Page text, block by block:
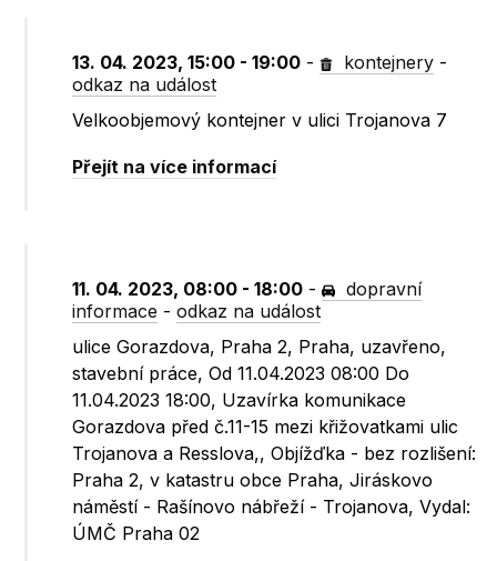
13. 04. 2023, 15:00 - 19:00 - kontejnery -
odkaz na událost
Velkoobjemový kontejner v ulici Trojanova 7
Přejít na více informací
11. 04. 2023, 08:00 - 18:00 -
dopravní
informace -odkaz na událost
ulice Gorazdova, Praha 2, Praha, uzavřeno,
stavební práce, Od 11.04.2023 08:00 Do
11.04.2023 18:00, Uzavírka komunikace
Gorazdova před č.11-15 mezi křižovatkami ulic
Trojanova a Resslova,, Objížďka - bez rozlišení:
Praha 2, v katastru obce Praha, Jiráskovo
náměstí - Rašínovo nábřeží - Trojanova, Vydal:
ÚMČ Praha 02